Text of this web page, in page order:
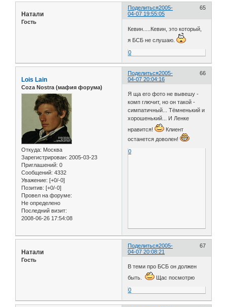
Поделиться 65
2005-
04-07 19:55:05
Натали
Гость
Кевин.....Кевин, это который,
я БСБ не слушаю.
0
Поделиться 66
2005-
04-07 20:04:16
Lois Lain
Coza Nostra (мафия форума)
Откуда: Москва
Зарегистрирован: 2005-03-23
Приглашений: 0
Сообщений: 4332
Уважение: [+0/-0]
Позитив: [+0/-0]
Провел на форуме:
Не определено
Последний визит:
2008-06-26 17:54:08
Я ща его фото не вывешу -
комп глючит, но он такой -
симпатичный... Тёмненький и
хорошенький... И Ленке
нравится!
Клиент
останется доволен!
0
Поделиться 67
2005-
04-07 20:08:21
Натали
Гость
В теми про БСБ он должен
быть.
Щас посмотрю
0